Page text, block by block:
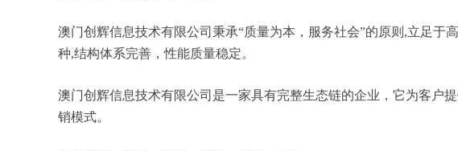
澳门创辉信息技术有限公司秉承“质量为本，服务社会”的原则,立足
种,结构体系完善，性能质量稳定。
澳门创辉信息技术有限公司是一家具有完整生态链的企业，它为客户
销模式。